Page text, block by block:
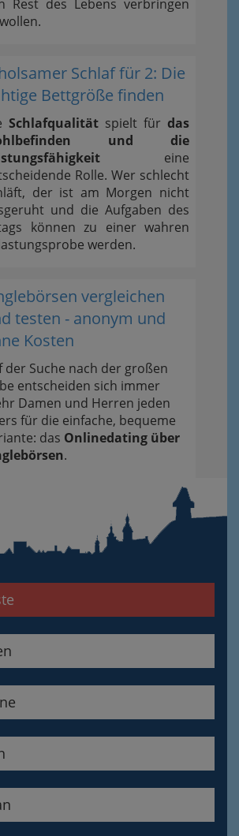
Rest des Lebens verbringen
Schlaf für 2: Die
Bettgröße finden
Schlafqualität spielt für das
und die
eine
Rolle. Wer schlecht
der ist am Morgen nicht
und die Aufgaben des
können zu einer wahren
werden.
vergleichen
testen - anonym und
Kosten
der Suche nach der großen
entscheiden sich immer
Damen und Herren jeden
für die einfache, bequeme
das Onlinedating über
.